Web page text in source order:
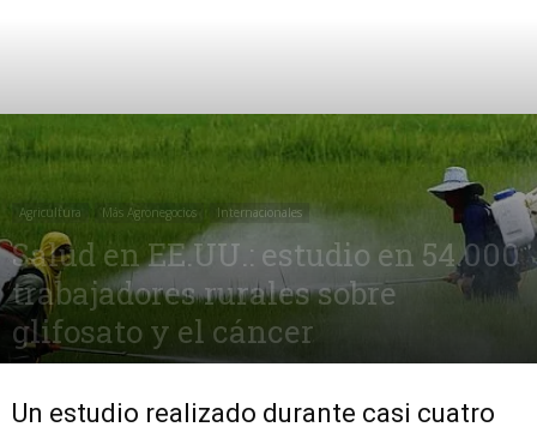
Agricultura Más Agronegocios Internacionales
Salud en EE.UU.: estudio en 54.000
trabajadores rurales sobre
glifosato y el cáncer
3 diciembre, 2017 1738 0
Un estudio realizado durante casi cuatro